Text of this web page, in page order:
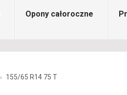
Opony całoroczne
155/65 R14 75 T